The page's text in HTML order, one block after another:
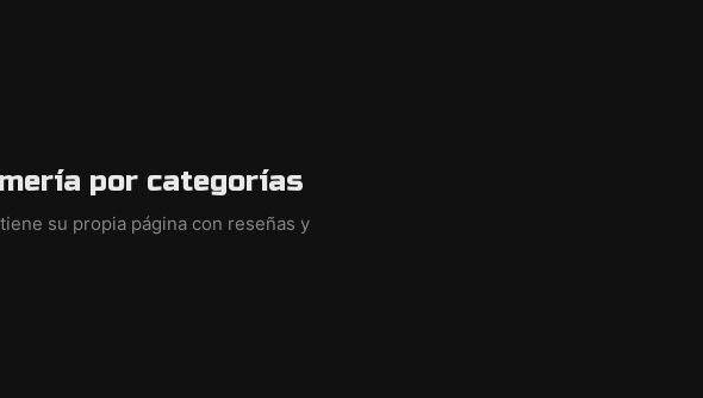
por categorías
su propia página con reseñas y